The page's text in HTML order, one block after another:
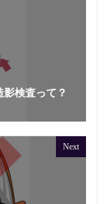
影検査って？
Next